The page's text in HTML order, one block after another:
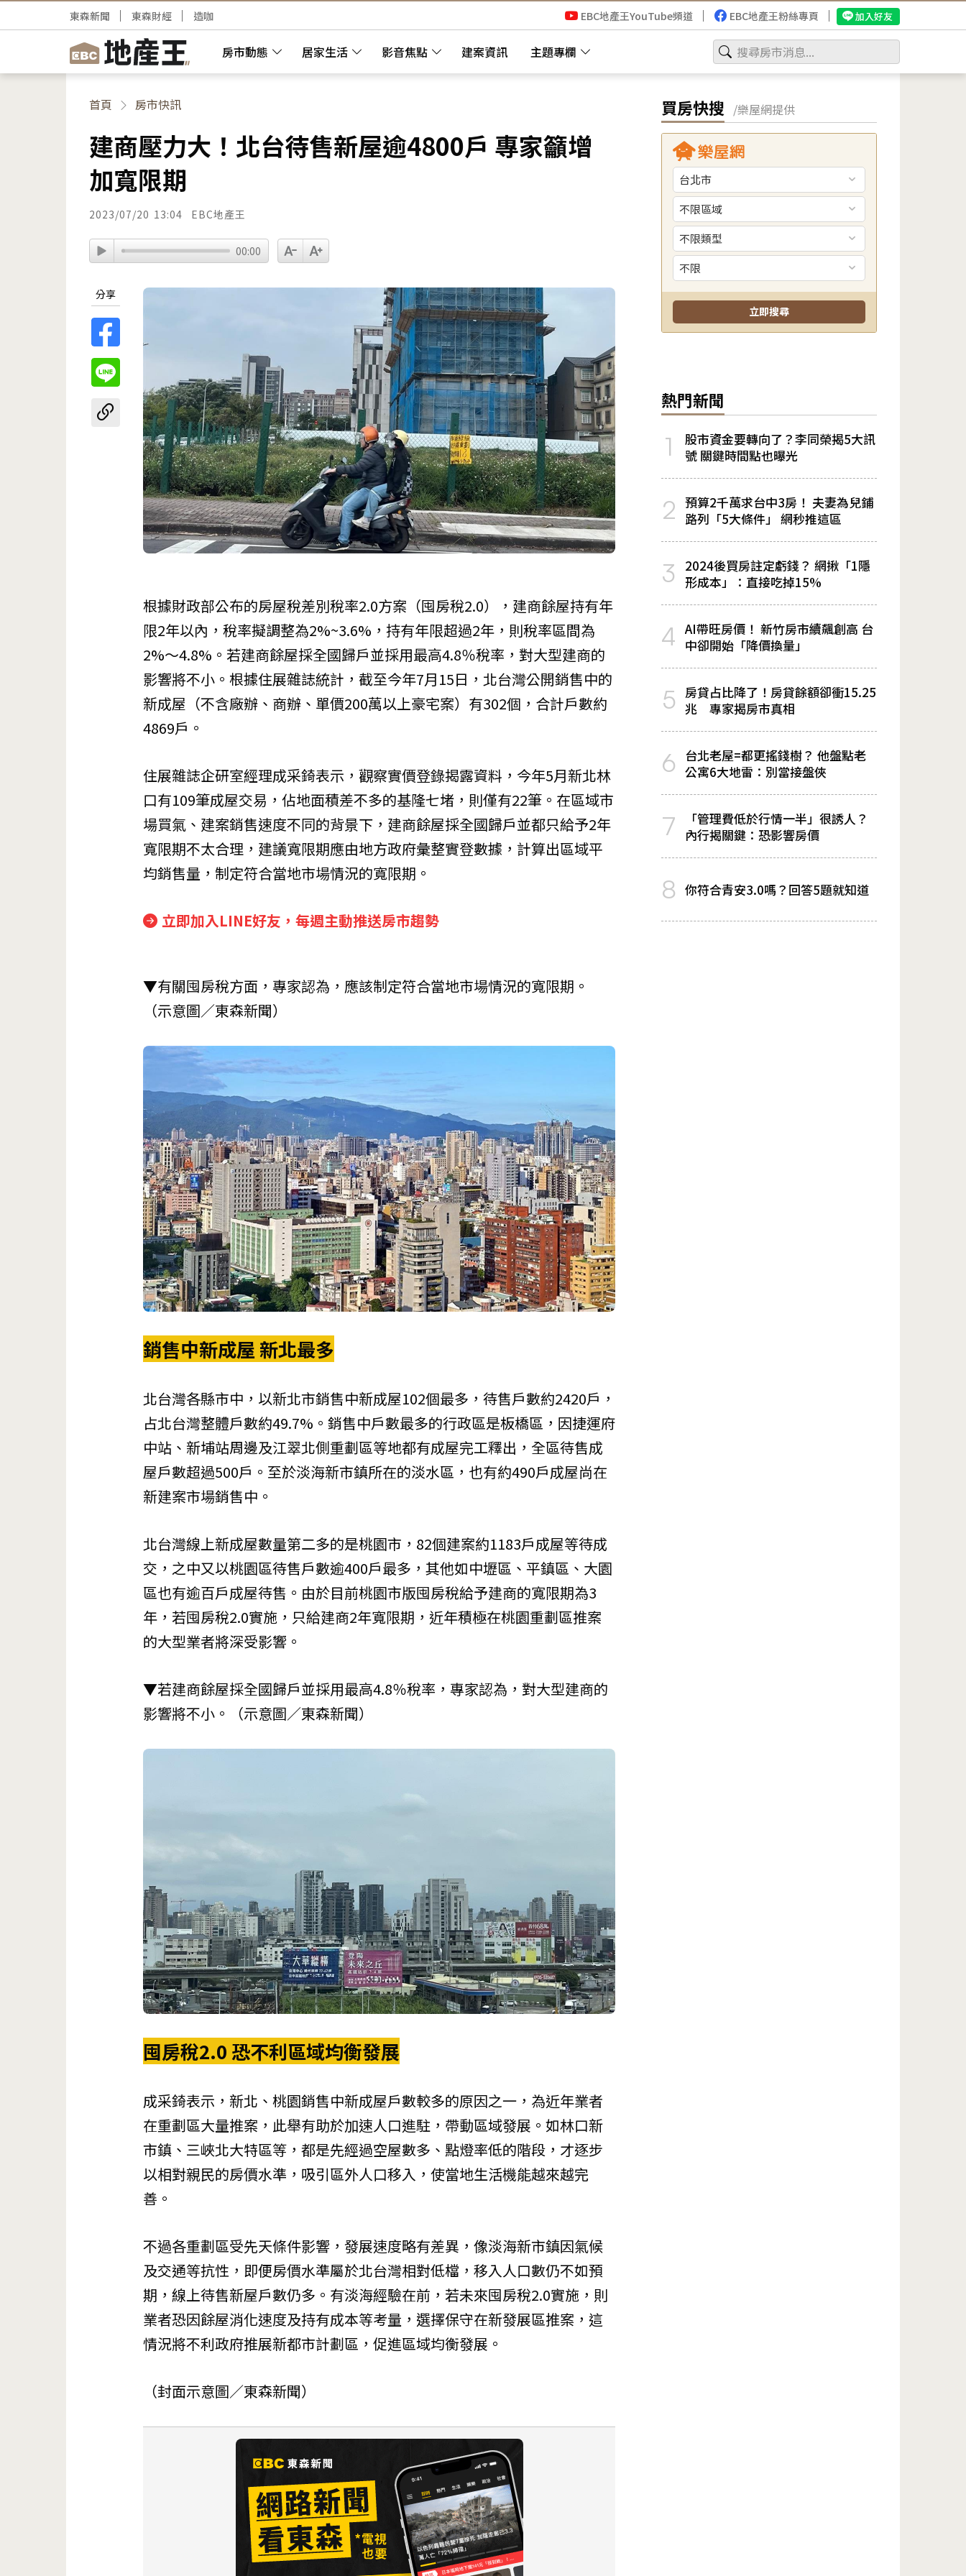
房市動態 居家生活 影音焦點 建案資訊 主題專欄
東森新聞 東森財經 造咖 EBC地產王YouTube頻道 EBC地產王粉絲專頁 加入好友
首頁 房市快訊
建商壓力大！北台待售新屋逾4800戶 專家籲增
加寬限期
2023/07/20 13:04 EBC地產王
00:00
分享
根據財政部公布的房屋稅差別稅率2.0方案（囤房稅2.0），建商餘屋持有年
限2年以內，稅率擬調整為2%~3.6%，持有年限超過2年，則稅率區間為
2%～4.8%。若建商餘屋採全國歸戶並採用最高4.8％稅率，對大型建商的
影響將不小。根據住展雜誌統計，截至今年7月15日，北台灣公開銷售中的
新成屋（不含廠辦、商辦、單價200萬以上豪宅案）有302個，合計戶數約
4869戶。
住展雜誌企研室經理成采錡表示，觀察實價登錄揭露資料，今年5月新北林
口有109筆成屋交易，佔地面積差不多的基隆七堵，則僅有22筆。在區域市
場買氣、建案銷售速度不同的背景下，建商餘屋採全國歸戶並都只給予2年
寬限期不太合理，建議寬限期應由地方政府彙整實登數據，計算出區域平
均銷售量，制定符合當地市場情況的寬限期。
立即加入LINE好友，每週主動推送房市趨勢
▼有關囤房稅方面，專家認為，應該制定符合當地市場情況的寬限期。
（示意圖／東森新聞）
銷售中新成屋 新北最多
北台灣各縣市中，以新北市銷售中新成屋102個最多，待售戶數約2420戶，
占北台灣整體戶數約49.7%。銷售中戶數最多的行政區是板橋區，因捷運府
中站、新埔站周邊及江翠北側重劃區等地都有成屋完工釋出，全區待售成
屋戶數超過500戶。至於淡海新市鎮所在的淡水區，也有約490戶成屋尚在
新建案市場銷售中。
北台灣線上新成屋數量第二多的是桃園市，82個建案約1183戶成屋等待成
交，之中又以桃園區待售戶數逾400戶最多，其他如中壢區、平鎮區、大園
區也有逾百戶成屋待售。由於目前桃園市版囤房稅給予建商的寬限期為3
年，若囤房稅2.0實施，只給建商2年寬限期，近年積極在桃園重劃區推案
的大型業者將深受影響。
▼若建商餘屋採全國歸戶並採用最高4.8％稅率，專家認為，對大型建商的
影響將不小。（示意圖／東森新聞）
囤房稅2.0 恐不利區域均衡發展
成采錡表示，新北、桃園銷售中新成屋戶數較多的原因之一，為近年業者
在重劃區大量推案，此舉有助於加速人口進駐，帶動區域發展。如林口新
市鎮、三峽北大特區等，都是先經過空屋數多、點燈率低的階段，才逐步
以相對親民的房價水準，吸引區外人口移入，使當地生活機能越來越完
善。
不過各重劃區受先天條件影響，發展速度略有差異，像淡海新市鎮因氣候
及交通等抗性，即便房價水準屬於北台灣相對低檔，移入人口數仍不如預
期，線上待售新屋戶數仍多。有淡海經驗在前，若未來囤房稅2.0實施，則
業者恐因餘屋消化速度及持有成本等考量，選擇保守在新發展區推案，這
情況將不利政府推展新都市計劃區，促進區域均衡發展。
（封面示意圖／東森新聞）
買房快搜 /樂屋網提供
熱門新聞
1
股市資金要轉向了？李同榮揭5大訊
號 關鍵時間點也曝光
2 預算2千萬求台中3房！ 夫妻為兒鋪
路列「5大條件」 網秒推這區
3
2024後買房註定虧錢？ 網揪「1隱
形成本」：直接吃掉15%
4 AI帶旺房價！ 新竹房市續飆創高 台
中卻開始「降價換量」
5 房貸占比降了！房貸餘額卻衝15.25
兆 專家揭房市真相
6
台北老屋=都更搖錢樹？ 他盤點老
公寓6大地雷：別當接盤俠
7
「管理費低於行情一半」很誘人？
內行揭關鍵：恐影響房價
8 你符合青安3.0嗎？回答5題就知道